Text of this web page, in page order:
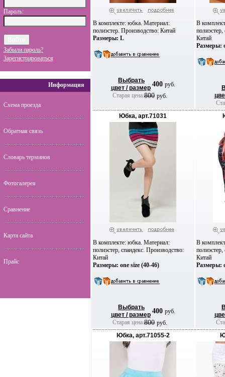
Пароль:
Забыли пароль?
Зарегистрироваться
Информация
Схема проезда
Обратная связь
Словарь терминов
Фотогалерея
Сравнение
Карта сайта
Прайс
В комплекте: юбка. Материал:
полиэстер. Производство: Китай
Размеры: L
Выбрать
цвет / размер 400 руб.
Старая цена:800 руб.
В
Китай
Размеры:
Юбка, арт.71031
В комплекте: юбка. Материал:
полиэстер, спандекс. Производство:
Китай
Размеры: one size (40-46)
Выбрать
цвет / размер 400 руб.
Старая цена:800 руб.
В
Китай
Размеры:
Юбка, арт.71055-2